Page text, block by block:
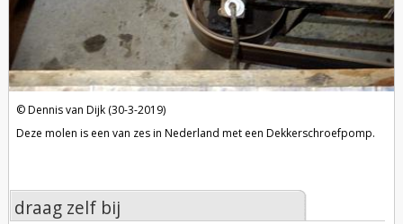
Dennis van Dijk (30-3-2019)
Deze molen is een van zes in Nederland met een Dekkerschroefpomp.
draag zelf bij